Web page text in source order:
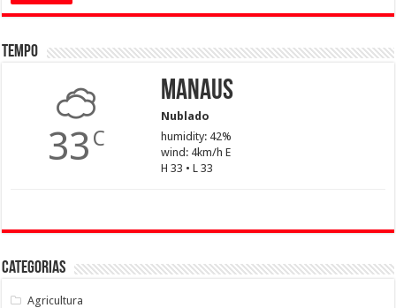
Tempo
33 C
Manaus
Nublado
humidity: 42%
wind: 4km/h E
H 33 • L 33
Categorias
Agricultura